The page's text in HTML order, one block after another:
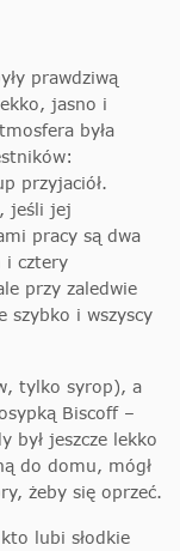
prawdziwą
jasno i
była
przyjaciół.
jeśli jej
pracy są dwa
i cztery
przy zaledwie
szybko i wszyscy
tylko syrop), a
Biscoff –
był jeszcze lekko
do domu, mógł
żeby się oprzeć.
lubi słodkie